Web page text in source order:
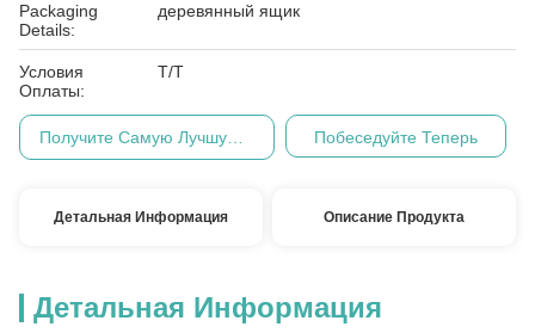
Packaging
Details:
деревянный ящик
Условия
Оплаты:
Т/Т
Побеседуйте Теперь
Детальная Информация Описание Продукта
Детальная Информация